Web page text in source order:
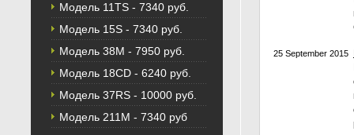
Модель 11TS - 7340 руб.
Модель 15S - 7340 руб.
Модель 38M - 7950 руб.
Модель 18CD - 6240 руб.
Модель 37RS - 10000 руб.
Модель 211М - 7340 руб
25 September 2015